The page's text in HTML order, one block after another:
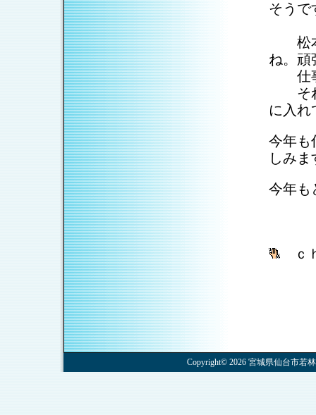
そう
松本
ね。頑
仕事
それ
に入れ
今年も
しみま
今年も
ｃ
Copyright© 2026 宮城県仙台市若